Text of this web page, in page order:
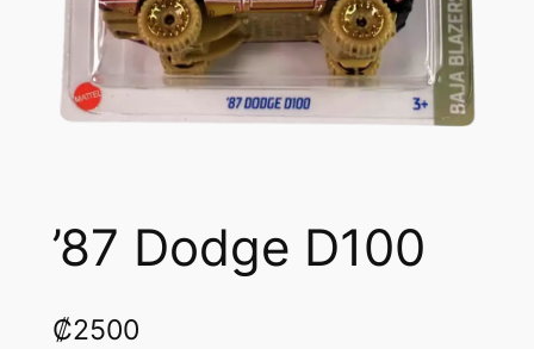
’87 Dodge D100
₡2500